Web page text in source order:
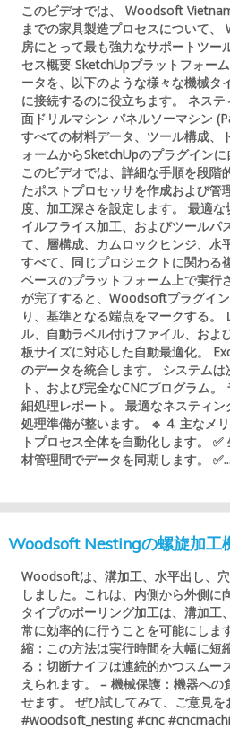
このビデオでは、 Woodsoft
までの家具製造プロセスについて
房にとって最も強力なサポートツー
セス概要 SketchUpプラットフォー
ータを、以下のような様々な機械タ
に接続するのに役立ちます。 ネス
面ドリルマシン パネルソーマシン
すべての材料データ、ツール構成、
ォームからSketchUpのプラグイン
このビデオでは、詳細な手順を段階
たポストプロセッサを作成および管
度、加工深さを設定します。 最適
イルフライス加工、およびツールパ
て、層構成、カムロックヒンジ、水
すべて、同じプロジェクトに関わる
ベースのプラットフォーム上で実行
が完了すると、Woodsoftプラグイ
り、基準となる端点をマークする。
ル、自動ラベル付けファイル、お
板サイズに対応した自動最適化。
のデータを統合します。 システム
ト、および完全なCNCプログラム
細処理レポート。 最適なネスティ
処理準備が整います。 🔹 4. 主なメ
トプロセス全体を自動化します。
材管理間でデータを同期します。 ✅...
Woodsoft Nestingの螺旋加工
Woodsoftは、溝加工、水平出し、
しました。これは、内側から外側
タイプのボーリング加工は、溝加工
常に効率的に行うことを可能にし
縮：この方法は実行時間を大幅に短
る：切断ナイフは連続的かつスムー
えられます。 – 機械保護：機器へ
せます。 ぜひ試してみて、ご意見
#woodsoft_nesting #cnc